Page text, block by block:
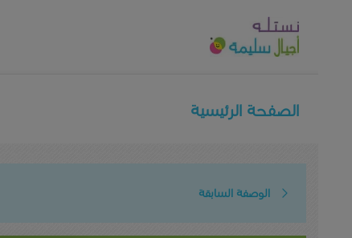
الصفحة الرئيسية
الوصفة السابقة